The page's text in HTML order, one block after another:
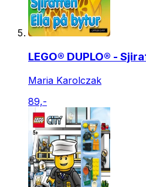
LEGO® DUPLO® -
Maria Karolczak
89,-